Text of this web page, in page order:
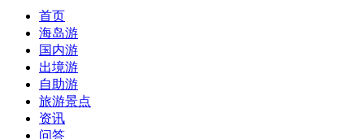
首页
海岛游
国内游
出境游
自助游
旅游景点
资讯
问答